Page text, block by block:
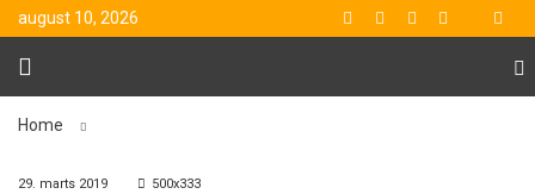
august 10, 2026
Home
29. marts 2019 500x333